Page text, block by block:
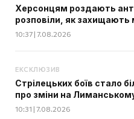
Херсонцям роздають
розповіли, як захищають
10:37 | 7.08.2026
ЕКСКЛЮЗИВ
Стрілецьких боїв стало
про зміни на
10:31 | 7.08.2026